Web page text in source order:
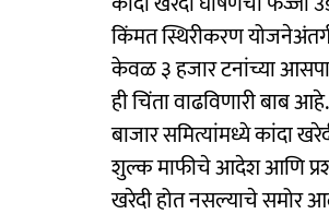
किंमत स्थिरीकरण
केवळ ३ हजार टनांच्या
ही चिंता वाढविणारी बाब आहे.
बाजार समित्यांमध्ये कांदा
शुल्क माफीचे आदेश आणि
खरेदी होत नसल्याचे समोर